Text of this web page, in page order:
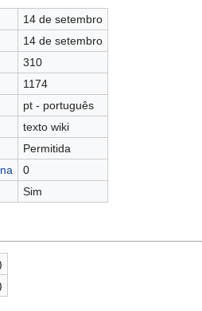
14 de setembro
14 de setembro
310
1174
pt - português
texto wiki
Permitida
0
Sim